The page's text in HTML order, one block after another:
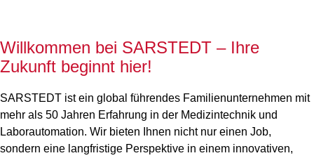
Willkommen bei SARSTEDT – Ihre
Zukunft beginnt hier!
SARSTEDT ist ein global führendes Familienunternehmen mit
mehr als 50 Jahren Erfahrung in der Medizintechnik und
Laborautomation. Wir bieten Ihnen nicht nur einen Job,
sondern eine langfristige Perspektive in einem innovativen,